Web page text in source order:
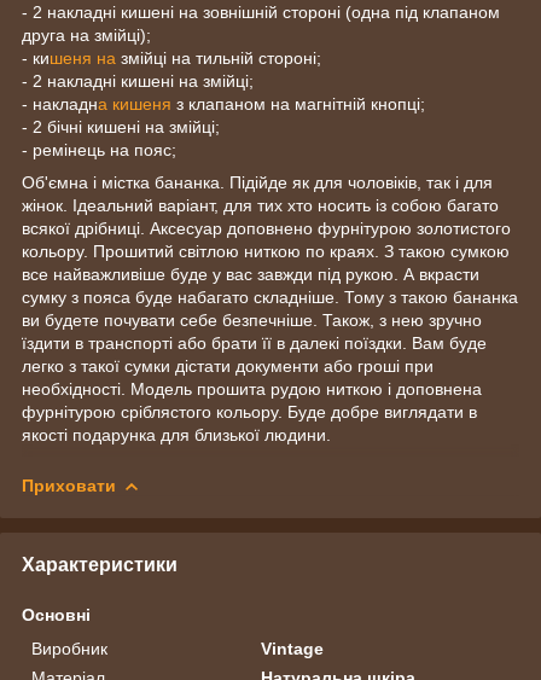
- 2 накладні кишені на зовнішній стороні (одна під клапаном
друга на змійці);
- кишеня на змійці на тильній стороні;
- 2 накладні кишені на змійці;
- накладна кишеня з клапаном на магнітній кнопці;
- 2 бічні кишені на змійці;
- ремінець на пояс;
Об'ємна і містка бананка. Підійде як для чоловіків, так і для
жінок. Ідеальний варіант, для тих хто носить із собою багато
всякої дрібниці. Аксесуар доповнено фурнітурою золотистого
кольору. Прошитий світлою ниткою по краях. З такою сумкою
все найважливіше буде у вас завжди під рукою. А вкрасти
сумку з пояса буде набагато складніше. Тому з такою бананка
ви будете почувати себе безпечніше. Також, з нею зручно
їздити в транспорті або брати її в далекі поїздки. Вам буде
легко з такої сумки дістати документи або гроші при
необхідності. Модель прошита рудою ниткою і доповнена
фурнітурою сріблястого кольору. Буде добре виглядати в
якості подарунка для близької людини.
Приховати
Характеристики
Основні
Виробник
Vintage